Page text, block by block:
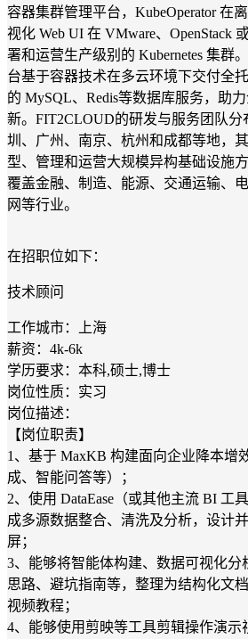
容器集群管理平台，KubeOperator 在
视化 Web UI 在 VMware、OpenStack
署和运营生产级别的 Kubernetes 集群
台基于容器技术在多云环境下交付全托
的 MySQL、Redis等数据库服务，助
新。FIT2CLOUD的研发与服务团队分
圳、广州、南京、杭州和成都等地，
型、管理和运营大规模异构基础设施
覆盖金融、制造、能源、交通运输、
网等行业。
在招职位如下：
技术顾问
工作城市：上海
薪资：4k-6k
学历要求：本科,硕士,博士
岗位性质：实习
岗位描述：
【岗位职责】
1、基于 MaxKB 构建面向企业降本增
成、智能问答等）；
2、使用 DataEase（或其他主流 BI 工
成多源数据整合、清洗及分析，设计
屏；
3、能够将智能体构建、数据可视化分
思路、避坑指南等，整理为结构化文
视频教程；
4、能够使用剪映等工具剪辑操作演示